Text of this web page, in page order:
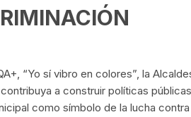
“Yo sí vibro en colores”, la
a construir políticas
como símbolo de la lucha